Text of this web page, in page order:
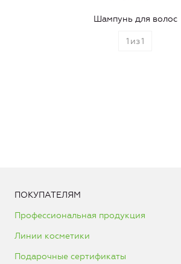
Шампунь для волос
1 из1
ПОКУПАТЕЛЯМ
Профессиональная продукция
Линии косметики
Подарочные сертификаты